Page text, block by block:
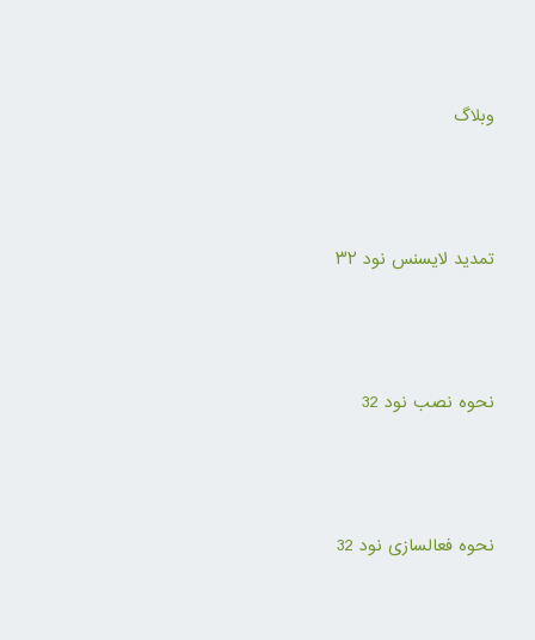
وبلاگ
تمدید لایسنس نود ۳۲
نحوه نصب نود 32
نحوه فعالسازی نود 32